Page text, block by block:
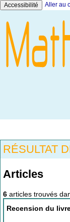
Accessibilité Aller au
RÉSULTAT
Articles
6 articles trouvés
Recension du